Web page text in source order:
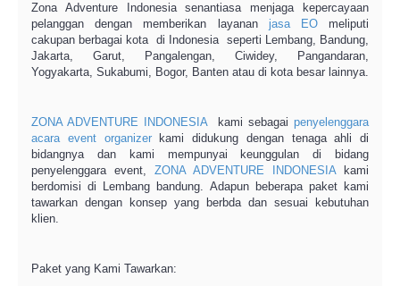
Zona Adventure Indonesia senantiasa menjaga kepercayaan
pelanggan dengan memberikan layanan jasa EOmeliputi
cakupan berbagai kota di Indonesia seperti Lembang, Bandung,
Jakarta, Garut, Pangalengan, Ciwidey, Pangandaran,
Yogyakarta, Sukabumi, Bogor, Banten atau di kota besar lainnya.
ZONA ADVENTURE INDONESIAkami sebagaipenyelenggara
acara event organizerkami didukung dengan tenaga ahli di
bidangnya dan kami mempunyai keunggulan di bidang
penyelenggara event, ZONA ADVENTURE INDONESIAkami
berdomisi di Lembang bandung. Adapun beberapa paket kami
tawarkan dengan konsep yang berbda dan sesuai kebutuhan
klien.
Paket yang Kami Tawarkan: